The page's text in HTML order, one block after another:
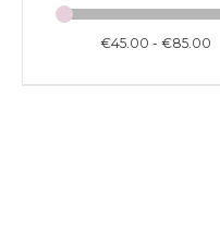
€45.00 - €85.00